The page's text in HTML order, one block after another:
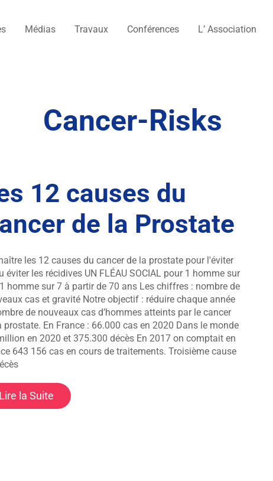
Médias Travaux Conférences L’ Association
Cancer-Risks
12 causes du
de la Prostate
les 12 causes du cancer de la prostate pour l'éviter
éviter les récidives UN FLÉAU SOCIAL pour 1 homme sur
homme sur 7 à partir de 70 ans Les chiffres : nombre de
cas et gravité Notre objectif : réduire chaque année
de nouveaux cas d’hommes atteints par le cancer
prostate. En France : 66.000 cas en 2020 Dans le monde
en 2020 et 375.300 décès En 2017 on comptait en
643 156 cas en cours de traitements. Troisième cause
Lire la Suite